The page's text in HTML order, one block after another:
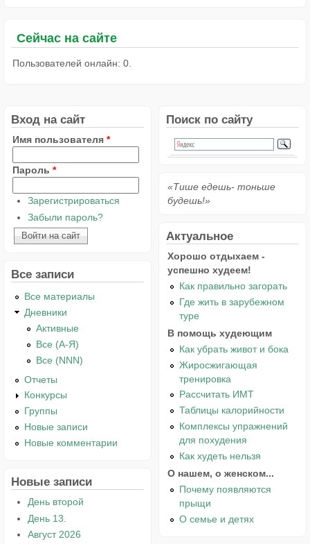
Сейчас на сайте
Пользователей онлайн: 0.
Вход на сайт
Имя пользователя *
Пароль *
Зарегистрироваться
Забыли пароль?
Все записи
Все материалы
Дневники
Активные
Все (А-Я)
Все (NNN)
Отчеты
Конкурсы
Группы
Новые записи
Новые комментарии
Новые записи
День второй
День 13.
Август 2026
Поиск по сайту
«Тише едешь- тоньше
будешь!»
Актуальное
Хорошо отдыхаем -
успешно худеем!
Как правильно загорать
Где жить в зарубежном
туре
В помощь худеющим
Как убрать живот и бока
Жиросжигающая
тренировка
Рассчитать ИМТ
Таблицы калорийности
Комплексы упражнений
для похудения
Как худеть нельзя
О нашем, о женском...
Почему появляются
прыщи
О семье и детях